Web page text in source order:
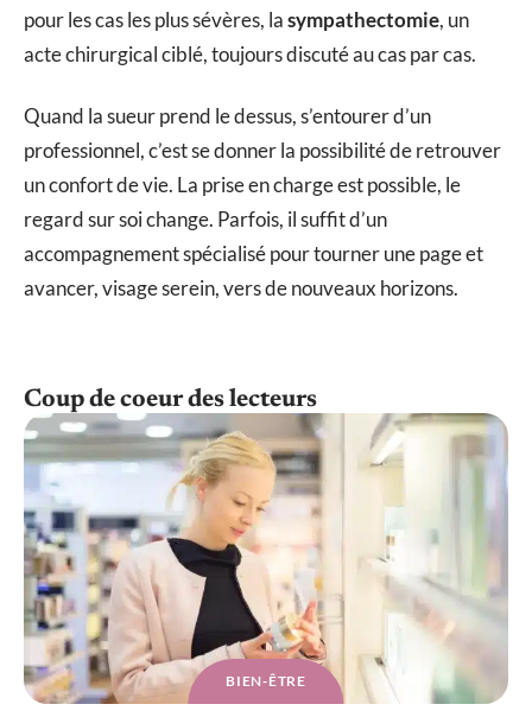
pour les cas les plus sévères, lasympathectomie, un
acte chirurgical ciblé, toujours discuté au cas par cas.
Quand la sueur prend le dessus, s’entourer d’un
professionnel, c’est se donner la possibilité de retrouver
un confort de vie. La prise en charge est possible, le
regard sur soi change. Parfois, il suffit d’un
accompagnement spécialisé pour tourner une page et
avancer, visage serein, vers de nouveaux horizons.
Coup de coeur des lecteurs
BIEN-ÊTRE